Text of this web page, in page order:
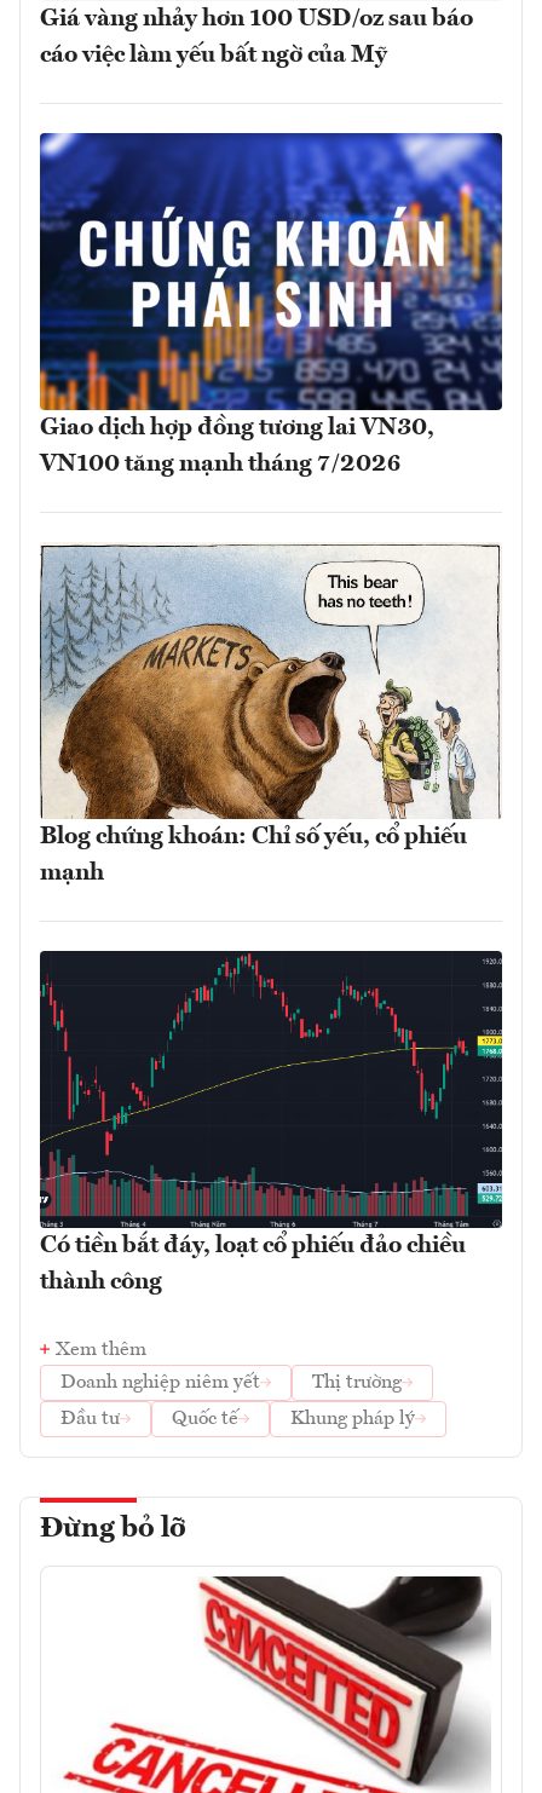
Giá vàng nhảy hơn 100 USD/oz sau báo
cáo việc làm yếu bất ngờ của Mỹ
Giao dịch hợp đồng tương lai VN30,
VN100 tăng mạnh tháng 7/2026
Blog chứng khoán: Chỉ số yếu, cổ phiếu
mạnh
Có tiền bắt đáy, loạt cổ phiếu đảo chiều
thành công
Xem thêm
Doanh nghiệp niêm yết
Thị trường
Đầu tư
Quốc tế Khung pháp lý
Đừng bỏ lỡ